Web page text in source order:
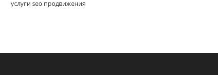
услуги seo продвижения